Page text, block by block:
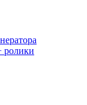
ролики